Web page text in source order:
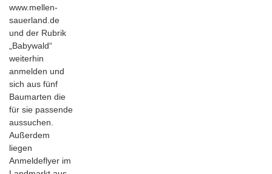
www.mellen-
sauerland.de
und der Rubrik
„Babywald“
weiterhin
anmelden und
sich aus fünf
Baumarten die
für sie passende
aussuchen.
Außerdem
liegen
Anmeldeflyer im